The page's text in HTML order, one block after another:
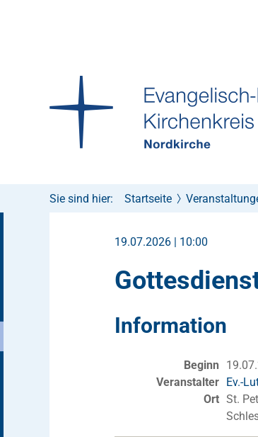
Sie sind hier: Startseite
19.07.2026 | 10:00
Information
Beginn
Veranstalter Ev.-
Ort St.